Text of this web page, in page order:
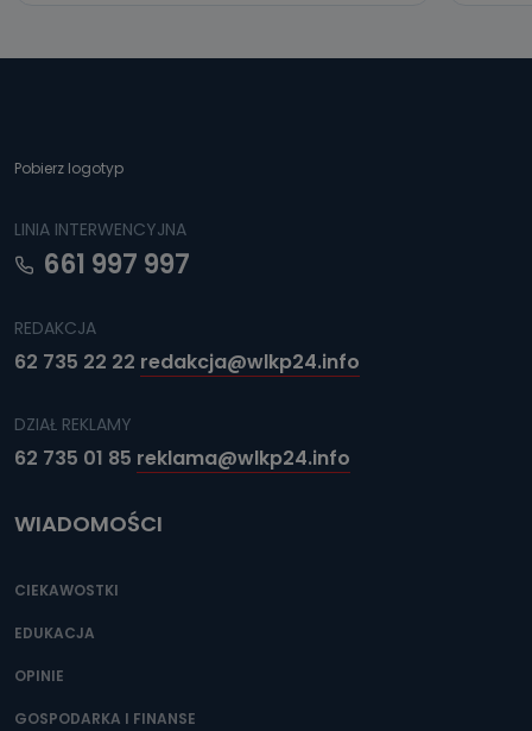
Pobierz logotyp
LINIA INTERWENCYJNA
661 997 997
REDAKCJA
62 735 22 22 redakcja@wlkp24.info
DZIAŁ REKLAMY
62 735 01 85 reklama@wlkp24.info
WIADOMOŚCI
CIEKAWOSTKI
EDUKACJA
OPINIE
GOSPODARKA I FINANSE